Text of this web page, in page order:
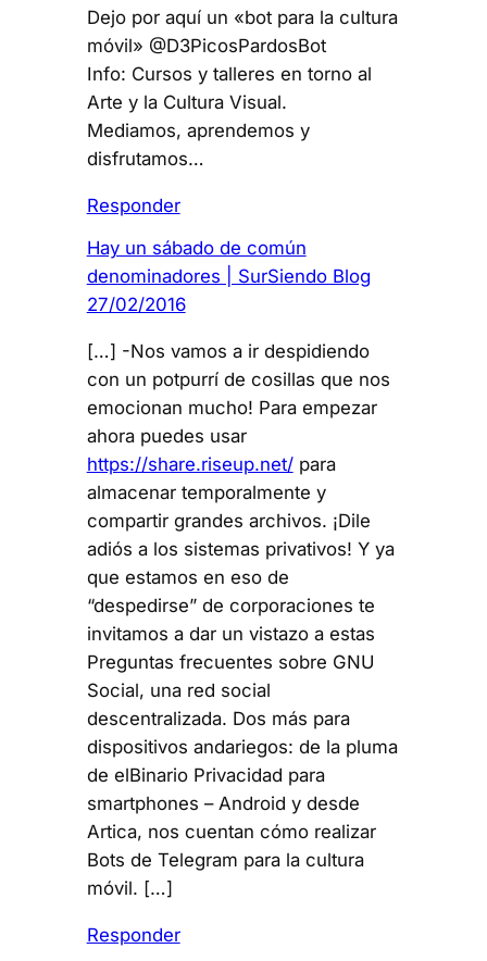
Dejo por aquí un «bot para la cultura
móvil» @D3PicosPardosBot
Info: Cursos y talleres en torno al
Arte y la Cultura Visual.
Mediamos, aprendemos y
disfrutamos…
Responder
Hay un sábado de común
denominadores | SurSiendo Blog
27/02/2016
[…] -Nos vamos a ir despidiendo
con un potpurrí de cosillas que nos
emocionan mucho! Para empezar
ahora puedes usar
https://share.riseup.net/para
almacenar temporalmente y
compartir grandes archivos. ¡Dile
adiós a los sistemas privativos! Y ya
que estamos en eso de
“despedirse” de corporaciones te
invitamos a dar un vistazo a estas
Preguntas frecuentes sobre GNU
Social, una red social
descentralizada. Dos más para
dispositivos andariegos: de la pluma
de elBinario Privacidad para
smartphones – Android y desde
Artica, nos cuentan cómo realizar
Bots de Telegram para la cultura
móvil. […]
Responder